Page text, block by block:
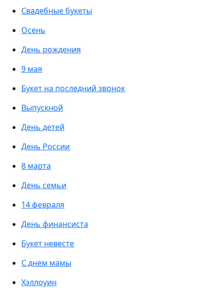
Свадебные букеты
Осень
День рождения
9 мая
Букет на последний звонок
Выпускной
День детей
День России
8 марта
День семьи
14 февраля
День финансиста
Букет невесте
С днем мамы
Хэллоуин